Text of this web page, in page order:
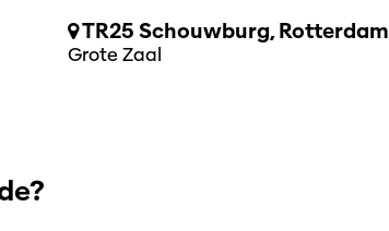
TR25 Schouwburg, Rotterdam
Grote Zaal